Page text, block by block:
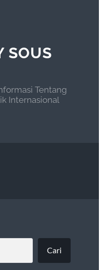
SOUS
Tentang
Internasional
Cari